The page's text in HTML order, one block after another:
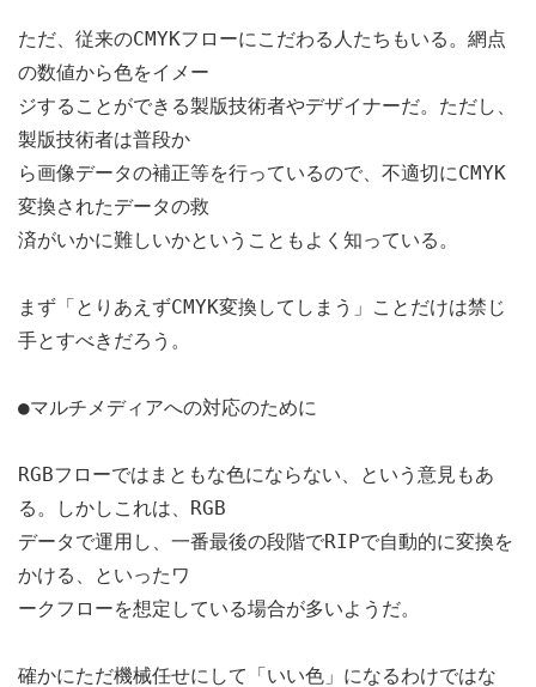
ただ、従来のCMYKフローにこだわる人たちもいる。網点
の数値から色をイメー
ジすることができる製版技術者やデザイナーだ。ただし、
製版技術者は普段か
ら画像データの補正等を行っているので、不適切にCMYK
変換されたデータの救
済がいかに難しいかということもよく知っている。
まず「とりあえずCMYK変換してしまう」ことだけは禁じ
手とすべきだろう。
●マルチメディアへの対応のために
RGBフローではまともな色にならない、という意見もあ
る。しかしこれは、RGB
データで運用し、一番最後の段階でRIPで自動的に変換を
かける、といったワ
ークフローを想定している場合が多いようだ。
確かにただ機械任せにして「いい色」になるわけではな